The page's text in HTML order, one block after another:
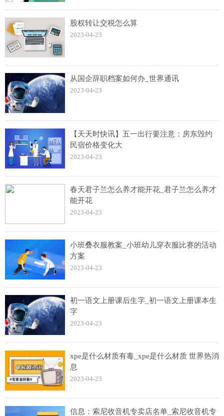
股权转让交税怎么算
2023-04-23
从国企辞职档案如何办_世界通讯
2023-04-23
【天天时快讯】五一出行要注意：房东毁约
民宿价格变化大
2023-04-23
春天君子兰怎么养才能开花_君子兰怎么养才
能开花
2023-04-23
小班叠衣服教案_小班幼儿穿衣服比赛的活动
方案
2023-04-23
初一语文上册课后生字_初一语文上册课本生
字
2023-04-23
xpe是什么材质有毒_xpe是什么材质 世界热消
息
2023-04-23
信息：索尼收音机专卖店名单_索尼收音机专